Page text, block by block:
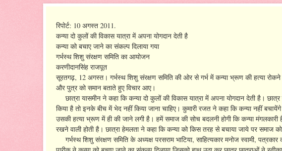
रिपोर्ट: 10 अगस्त 2011.
कन्या दो कुलों की विकास यात्रा में अपना योगदान देती है
कन्या को बचाए जाने का संकल्प दिलाया गया
गर्भस्थ शिशु संरक्षण समिति का आयोजन
करणीदानसिंह राजपूत
सूरतगढ़, 12 अगस्त। गर्भस्थ शिशु संरक्षण समिति की ओर से गर्भ में कन्या भ्रूण की हत्या रोकने
और पुत्र को समान बताते हुए विचार आए।
छात्रा यासमीन ने कहा कि कन्या दो कुलों की विकास यात्रा में अपना योगदान देती है।
किया है तो इनके बीच में भेद नहीं किया जाना चाहिए। कुमारी रजत ने कहा कि कन्या नहीं
उसकी हत्या भ्रूण में ही की जाने लगी है। हमें समाज की सोच बदलनी होगी कि कन्या
रखने वाली होती है। छात्रा हेमलता ने कहा कि कन्या को किस तरह से बचाया जाये पर समाज
गर्भस्थ शिशु संरक्षण समिति के अध्यक्ष परसराम भाटिया, साहित्यकार मनोज स्वामी,